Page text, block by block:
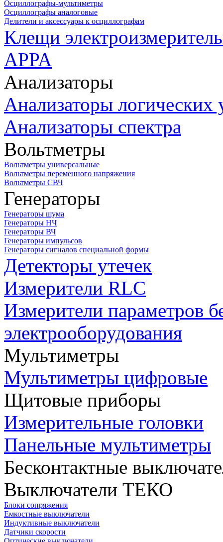
Осциллографы-мультиметры
Осциллографы аналоговые
Делители и аксессуары к осциллографам
Клещи
APPA
Анализаторы
Анализаторы логических
Анализаторы спектра
Вольтметры
Вольтметры универсальные
Вольтметры переменного напряжения
Вольтметры СВЧ
Генераторы
Генераторы шума
Генераторы НЧ
Генераторы ВЧ
Генераторы импульсов
Генераторы сигналов специальной формы
Детекторы утечек
Измерители RLC
Измерители параметров
электрооборудования
Мультиметры
Мультиметры цифровые
Щитовые приборы
Измерительные головки
Панельные мультиметры
Бесконтактные
Выключатели ТЕКО
Блоки сопряжения
Емкостные выключатели
Индуктивные выключатели
Датчики скорости